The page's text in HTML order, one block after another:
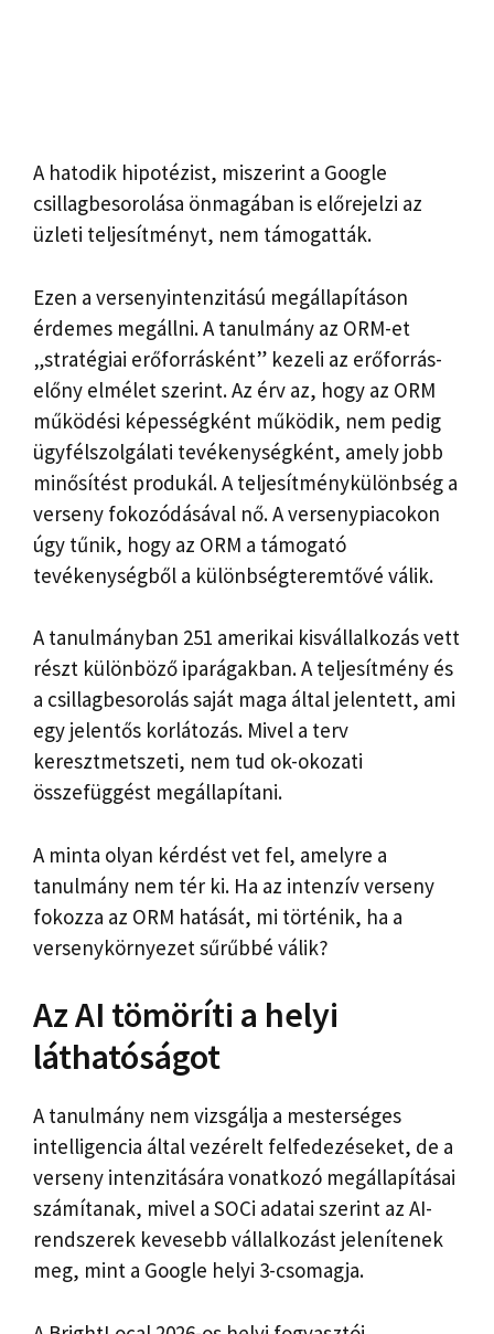
A hatodik hipotézist, miszerint a Google
csillagbesorolása önmagában is előrejelzi az
üzleti teljesítményt, nem támogatták.
Ezen a versenyintenzitású megállapításon
érdemes megállni. A tanulmány az ORM-et
„stratégiai erőforrásként” kezeli az erőforrás-
előny elmélet szerint. Az érv az, hogy az ORM
működési képességként működik, nem pedig
ügyfélszolgálati tevékenységként, amely jobb
minősítést produkál. A teljesítménykülönbség a
verseny fokozódásával nő. A versenypiacokon
úgy tűnik, hogy az ORM a támogató
tevékenységből a különbségteremtővé válik.
A tanulmányban 251 amerikai kisvállalkozás vett
részt különböző iparágakban. A teljesítmény és
a csillagbesorolás saját maga által jelentett, ami
egy jelentős korlátozás. Mivel a terv
keresztmetszeti, nem tud ok-okozati
összefüggést megállapítani.
A minta olyan kérdést vet fel, amelyre a
tanulmány nem tér ki. Ha az intenzív verseny
fokozza az ORM hatását, mi történik, ha a
versenykörnyezet sűrűbbé válik?
Az AI tömöríti a helyi
láthatóságot
A tanulmány nem vizsgálja a mesterséges
intelligencia által vezérelt felfedezéseket, de a
verseny intenzitására vonatkozó megállapításai
számítanak, mivel a SOCi adatai szerint az AI-
rendszerek kevesebb vállalkozást jelenítenek
meg, mint a Google helyi 3-csomagja.